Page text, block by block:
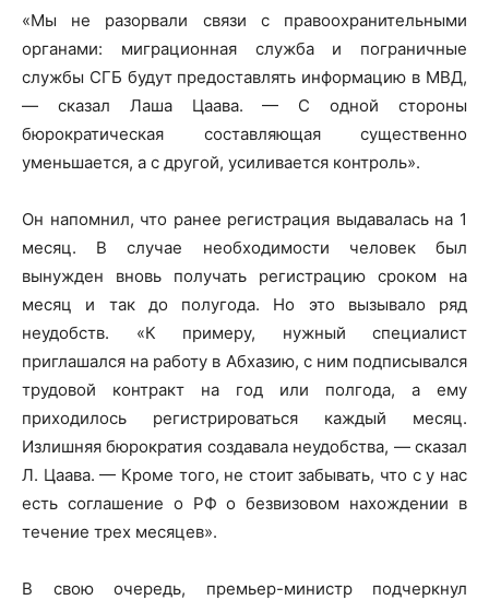
«Мы не разорвали связи с правоохранительными
органами: миграционная служба и пограничные
службы СГБ будут предоставлять информацию в МВД,
— сказал Лаша Цаава. — С одной стороны
бюрократическая составляющая существенно
уменьшается, а с другой, усиливается контроль».
Он напомнил, что ранее регистрация выдавалась на 1
месяц. В случае необходимости человек был
вынужден вновь получать регистрацию сроком на
месяц и так до полугода. Но это вызывало ряд
неудобств. «К примеру, нужный специалист
приглашался на работу в Абхазию, с ним подписывался
трудовой контракт на год или полгода, а ему
приходилось регистрироваться каждый месяц.
Излишняя бюрократия создавала неудобства, — сказал
Л. Цаава. — Кроме того, не стоит забывать, что с у нас
есть соглашение о РФ о безвизовом нахождении в
течение трех месяцев».
В свою очередь, премьер-министр подчеркнул